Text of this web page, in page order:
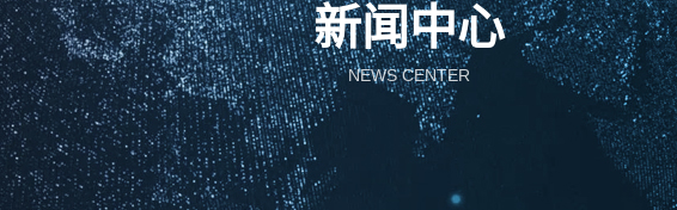
新闻中心
NEWS CENTER